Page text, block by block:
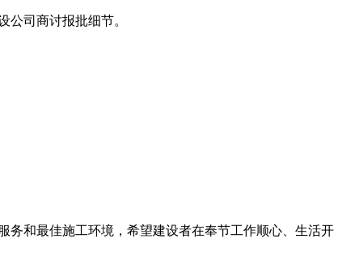
公司商讨报批细节。
务和最佳施工环境，希望建设者在奉节工作顺心、生活开